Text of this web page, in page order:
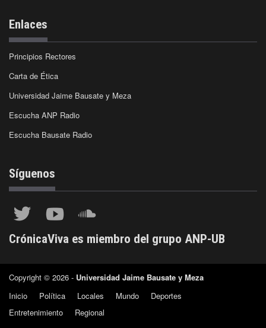
Enlaces
Principios Rectores
Carta de Ética
Universidad Jaime Bausate y Meza
Escucha ANP Radio
Escucha Bausate Radio
Síguenos
CrónicaViva es miembro del grupo ANP-UB
Copyright © 2026 - Universidad Jaime Bausate y Meza
Inicio
Política Locales Mundo
Deportes
Entretenimiento
Regional